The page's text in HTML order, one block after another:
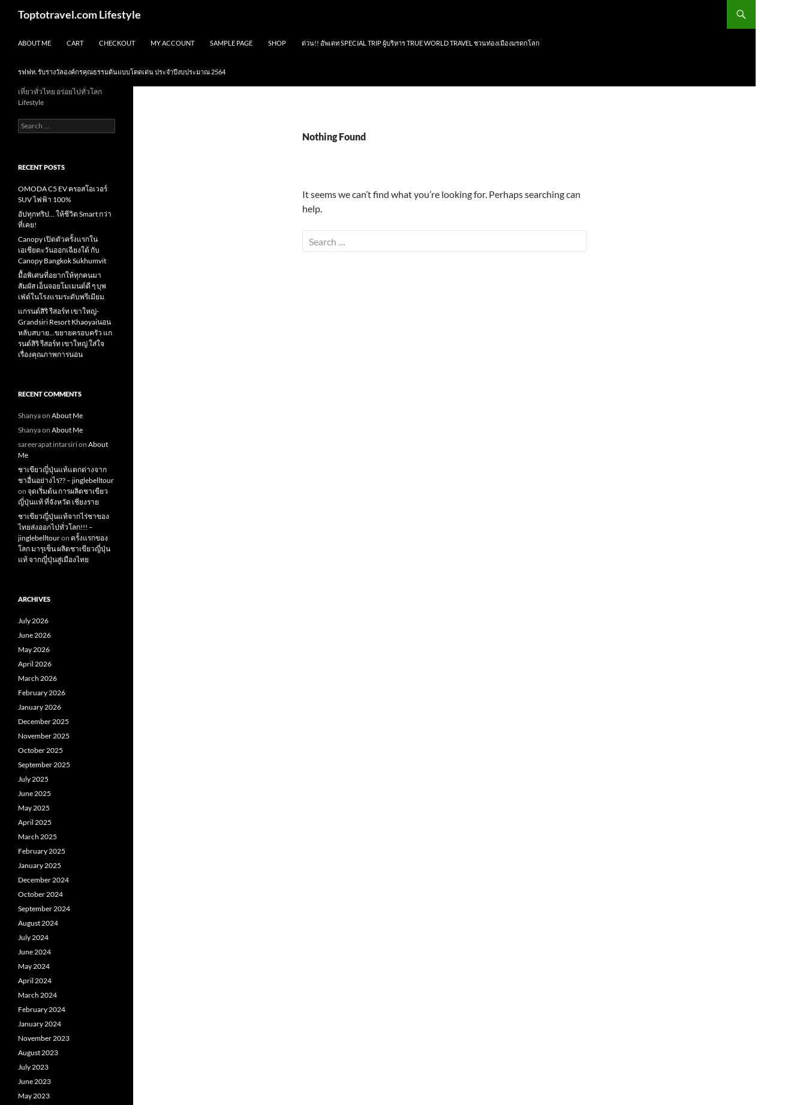
Toptotravel.com Lifestyle
ABOUT ME CART CHECKOUT MY ACCOUNT SAMPLE PAGE SHOP ด่วน!! อัพเดท SPECIAL TRIP ผู้บริหาร TRUE WORLD TRAVEL ชวนท่องเมืองมรดกโลก
รฟฟท. รับรางวัลองค์กรคุณธรรมต้นแบบโดดเด่น ประจำปีงบประมาณ 2564
Nothing Found
It seems we can’t find what you’re looking for. Perhaps searching can
help.
Search
for:
เที่ยวทั่วไทย อร่อยไปทั่วโลก
Lifestyle
Search
for:
RECENT POSTS
OMODA C5 EV ครอสโอเวอร์
SUV ไฟฟ้า 100%
อัปทุกทริป… ให้ชีวิต Smart กว่า
ที่เคย!
Canopy เปิดตัวครั้งแรกใน
เอเชียตะวันออกเฉียงใต้ กับ
Canopy Bangkok Sukhumvit
มื้อพิเศษที่อยากให้ทุกคนมา
สัมผัส เอ็นจอยโมเมนต์ดี ๆ บุพ
เฟ่ต์ในโรงแรมระดับพรีเมียม
แกรนด์สิริ​ รีสอร์ท​ เขาใหญ่​-
Grandsiri​ Resort​ Khaoyaiนอน
หลับสบาย…ขยายครอบครัว แก
รนด์สิริ รีสอร์ท เขาใหญ่ ใส่ใจ
เรื่องคุณภาพการนอน
RECENT COMMENTS
Shanyaon About Me
Shanyaon About Me
sareerapat intarsirion About
Me
ชาเขียวญี่ปุ่นแท้แตกต่างจาก
ชาอื่นอย่างไร?? – jinglebelltour
on จุดเริ่มต้น การผลิตชาเขียว
ญี่ปุ่นแท้ ที่จังหวัด เชียงราย
ชาเขียวญี่ปุ่นแท้จากไร่ชาของ
ไทยส่งออกไปทั่วโลก!!! –
jinglebelltouron ครั้งแรกของ
โลก มารุเซ็น ผลิตชาเขียวญี่ปุ่น
แท้ จากญี่ปุ่นสู่เมืองไทย
ARCHIVES
July 2026
June 2026
May 2026
April 2026
March 2026
February 2026
January 2026
December 2025
November 2025
October 2025
September 2025
July 2025
June 2025
May 2025
April 2025
March 2025
February 2025
January 2025
December 2024
October 2024
September 2024
August 2024
July 2024
June 2024
May 2024
April 2024
March 2024
February 2024
January 2024
November 2023
August 2023
July 2023
June 2023
May 2023